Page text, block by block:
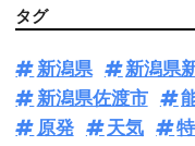
タグ
新潟県 新潟県
新潟県佐渡市
原発
天気